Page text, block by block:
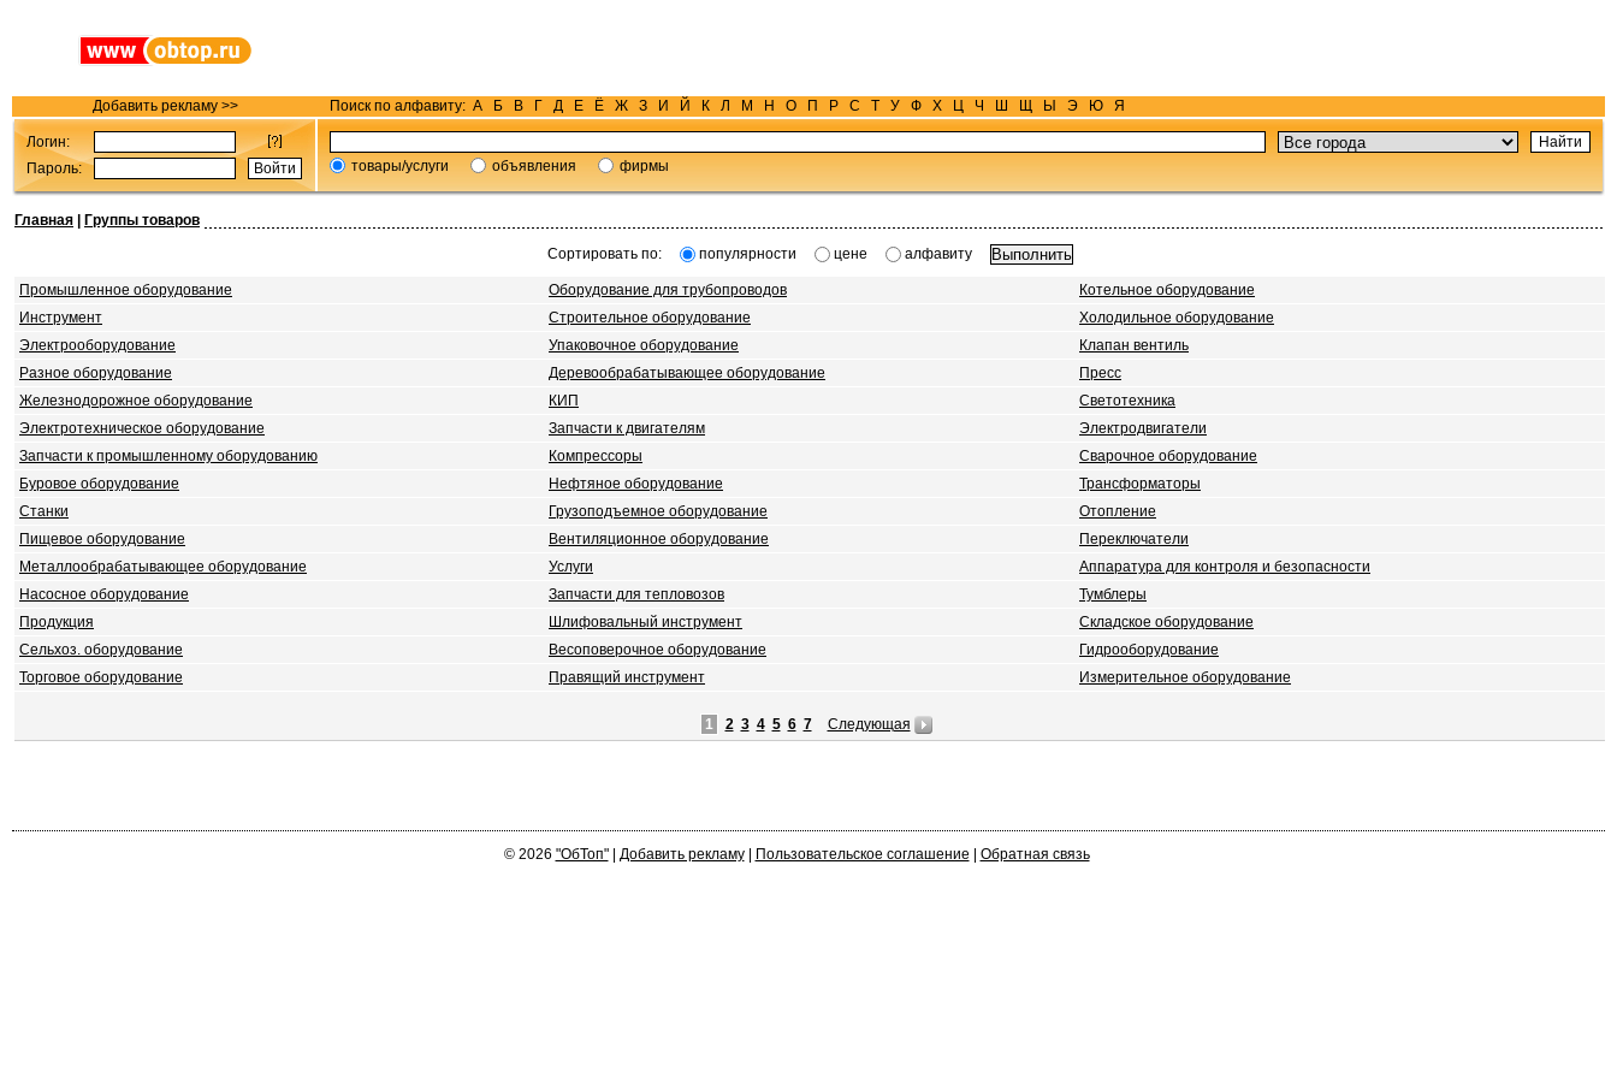
Добавить рекламу >> Поиск по алфавиту: А Б В Г Д Е Ё Ж З И Й К Л М Н О П Р С Т У Ф Х Ц Ч Ш Щ Ы Э Ю Я
Логин:
Пароль:
товары/услуги объявления фирмы
Главная
Группы товаров
Сортировать по:
популярности цене алфавиту
Промышленное оборудование
Инструмент
Электрооборудование
Разное оборудование
Железнодорожное оборудование
Электротехническое оборудование
Запчасти к промышленному оборудованию
Буровое оборудование
Станки
Пищевое оборудование
Металлообрабатывающее оборудование
Насосное оборудование
Продукция
Сельхоз. оборудование
Торговое оборудование
Оборудование для трубопроводов
Строительное оборудование
Упаковочное оборудование
Деревообрабатывающее оборудование
КИП
Запчасти к двигателям
Компрессоры
Нефтяное оборудование
Грузоподъемное оборудование
Вентиляционное оборудование
Услуги
Запчасти для тепловозов
Шлифовальный инструмент
Весоповерочное оборудование
Правящий инструмент
Котельное оборудование
Холодильное оборудование
Клапан вентиль
Пресс
Светотехника
Электродвигатели
Сварочное оборудование
Трансформаторы
Отопление
Переключатели
Аппаратура для контроля и безопасности
Тумблеры
Складское оборудование
Гидрооборудование
Измерительное оборудование
1 2 3 4 5 6 7 Следующая
© 2026 "ОбТоп"| Добавить рекламу| Пользовательское соглашение Обратная связь